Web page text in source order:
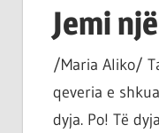
mënyra
të
ndryshme
botën,
por
Jemi
/Maria Aliko/
qeveria e
dyja. Po! Të